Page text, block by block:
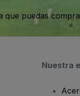
que puedas
Nuestra